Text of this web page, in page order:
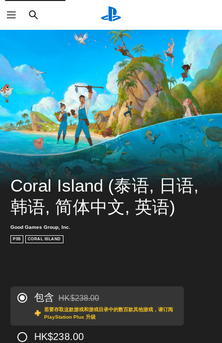
搜
索
Coral Island (泰语, 日语,
韩语, 简体中文, 英语)
Good Games Group, Inc.
PS5 CORAL ISLAND
包含 从原价HK$238.00折扣优惠
HK$238.00
若要存取这款游戏和游戏目录中的数百款其他游戏，请订阅
PlayStation Plus 升级
HK$238.00